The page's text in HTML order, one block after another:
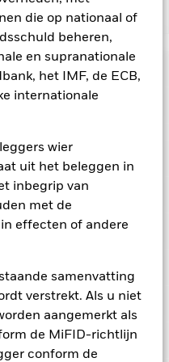
die op nationaal of
beheren,
en supranationale
het IMF, de ECB,
internationale
wier
uit het beleggen in
inbegrip van
met de
effecten of andere
samenvatting
verstrekt. Als u niet
aangemerkt als
de MiFID-richtlijn
conform de
Toon minder
in specifieke
Dit betekent dat het
markt-,
effecten
schommelingen op de
die van invloed zijn,
aan milieu- of
overheidsregels en
of
overheidsregels en
instellingen die diensten
USD 2.226.651.039
USD
MSCI World Energy 30%
Buffer 10/40 NET Index
(USD)
17,54%
rating
World Energy Fund, Class
Weging (%)